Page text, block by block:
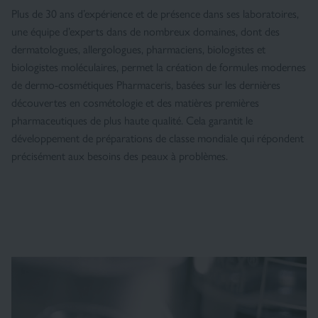
Plus de 30 ans d’expérience et de présence dans ses laboratoires,
une équipe d’experts dans de nombreux domaines, dont des
dermatologues, allergologues, pharmaciens, biologistes et
biologistes moléculaires, permet la création de formules modernes
de dermo-cosmétiques Pharmaceris, basées sur les dernières
découvertes en cosmétologie et des matières premières
pharmaceutiques de plus haute qualité. Cela garantit le
développement de préparations de classe mondiale qui répondent
précisément aux besoins des peaux à problèmes.